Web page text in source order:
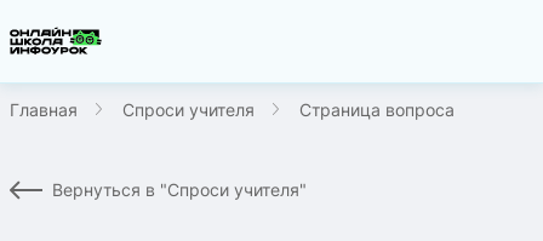
Главная Спроси учителя Страница вопроса
Вернуться в "Спроси учителя"